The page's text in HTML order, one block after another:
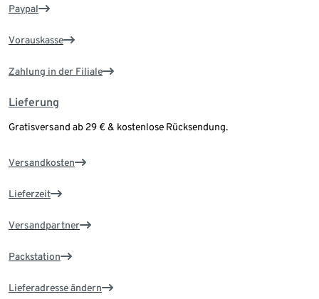
Paypal
Vorauskasse
Zahlung in der Filiale
Lieferung
Gratisversand ab 29 € & kostenlose Rücksendung.
Versandkosten
Lieferzeit
Versandpartner
Packstation
Lieferadresse ändern